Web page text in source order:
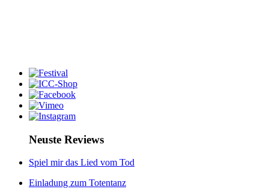
Neuste Reviews
Spiel mir das Lied vom Tod
Einladung zum Totentanz